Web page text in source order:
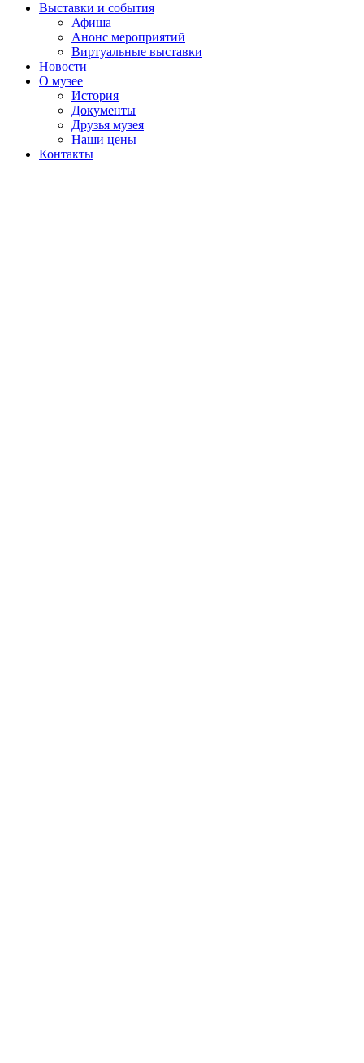
Выставки и события
Афиша
Анонс мероприятий
Виртуальные выставки
Новости
О музее
История
Документы
Друзья музея
Наши цены
Контакты